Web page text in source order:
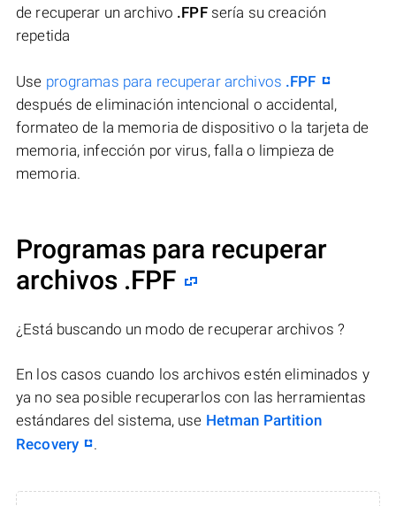
de recuperar un archivo .FPFsería su creación
repetida
Use programas para recuperar archivos .FPF
después de eliminación intencional o accidental,
formateo de la memoria de dispositivo o la tarjeta de
memoria, infección por virus, falla o limpieza de
memoria.
Programas para recuperar
archivos .FPF
¿Está buscando un modo de recuperar archivos ?
En los casos cuando los archivos estén eliminados y
ya no sea posible recuperarlos con las herramientas
estándares del sistema, use Hetman Partition
Recovery
.